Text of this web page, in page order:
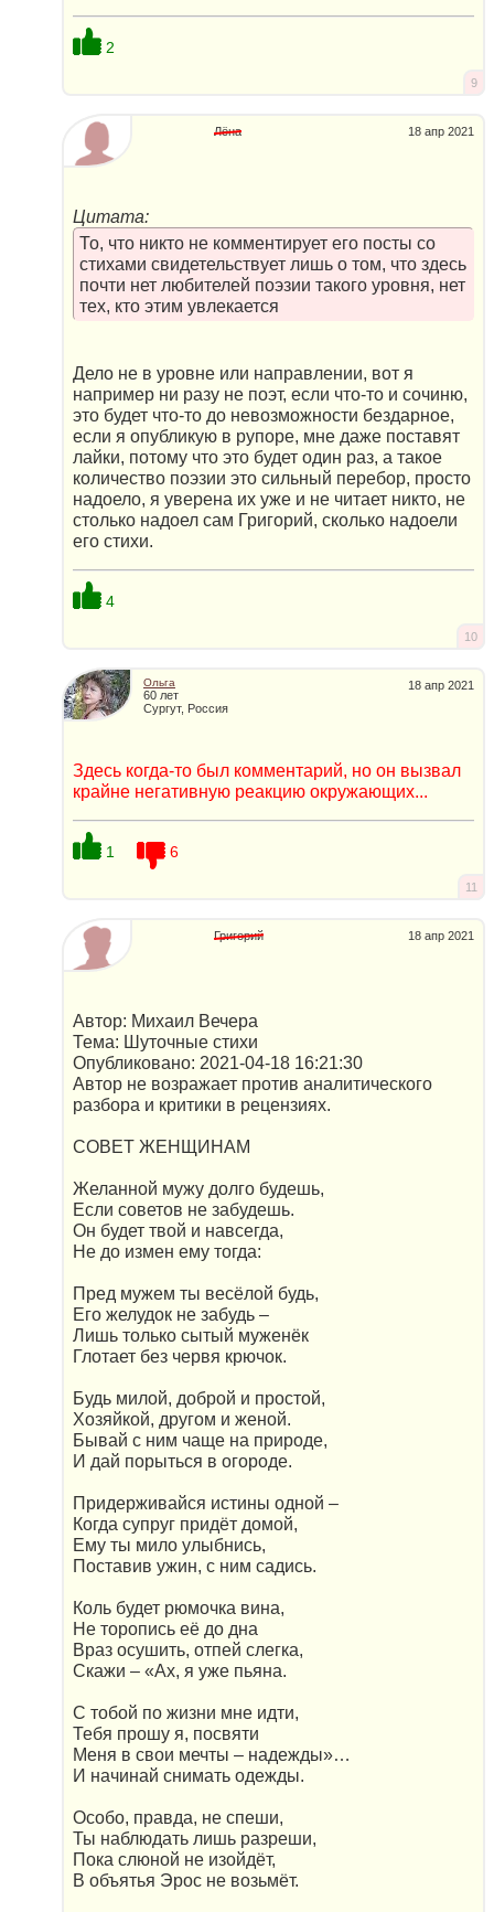
2
9
18 апр 2021
Лёна
Цитата:
То, что никто не комментирует его посты со
стихами свидетельствует лишь о том, что здесь
почти нет любителей поэзии такого уровня, нет
тех, кто этим увлекается
Дело не в уровне или направлении, вот я
например ни разу не поэт, если что-то и сочиню,
это будет что-то до невозможности бездарное,
если я опубликую в рупоре, мне даже поставят
лайки, потому что это будет один раз, а такое
количество поэзии это сильный перебор, просто
надоело, я уверена их уже и не читает никто, не
столько надоел сам Григорий, сколько надоели
его стихи.
4
10
18 апр 2021
Ольга
60 лет
Сургут, Россия
Здесь когда-то был комментарий, но он вызвал
крайне негативную реакцию окружающих...
1 6
11
18 апр 2021
Григорий
Автор: Михаил Вечера
Тема: Шуточные стихи
Опубликовано: 2021-04-18 16:21:30
Автор не возражает против аналитического
разбора и критики в рецензиях.
СОВЕТ ЖЕНЩИНАМ
Желанной мужу долго будешь,
Если советов не забудешь.
Он будет твой и навсегда,
Не до измен ему тогда:
Пред мужем ты весёлой будь,
Его желудок не забудь –
Лишь только сытый муженёк
Глотает без червя крючок.
Будь милой, доброй и простой,
Хозяйкой, другом и женой.
Бывай с ним чаще на природе,
И дай порыться в огороде.
Придерживайся истины одной –
Когда супруг придёт домой,
Ему ты мило улыбнись,
Поставив ужин, с ним садись.
Коль будет рюмочка вина,
Не торопись её до дна
Враз осушить, отпей слегка,
Скажи – «Ах, я уже пьяна.
С тобой по жизни мне идти,
Тебя прошу я, посвяти
Меня в свои мечты – надежды»…
И начинай снимать одежды.
Особо, правда, не спеши,
Ты наблюдать лишь разреши,
Пока слюной не изойдёт,
В объятья Эрос не возьмёт.